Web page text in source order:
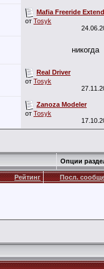
Mafia Freeride
от Tosyk
никогда
Real Driver
от Tosyk
Zanoza Modeler
от Tosyk
Опции
Рейтинг Посл.